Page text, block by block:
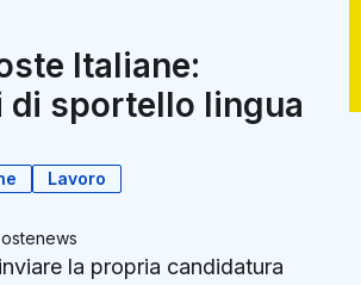
Italiane:
di sportello lingua
Lavoro
la propria candidatura